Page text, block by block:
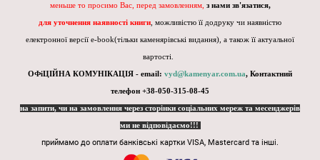
меньше то просимо Вас, перед замовленням, з нами зв'язатися,
для уточнення наявності книги , можливістю її додруку чи наявністю
електронної версії e-book(тільки каменярівські видання), а також її актуальної
вартості.
ОФіЦІЙНА КОМУНІКАЦІЯ - email: vyd@kamenyar.com.ua, Контактний
телефон +38-050-315-08-45
на запити, чи на замовлення через сторінки соціальних мереж та месенджерів
ми не відповідаємо!!!
приймамо до оплати банківські картки VISA, Mastercard та інші.